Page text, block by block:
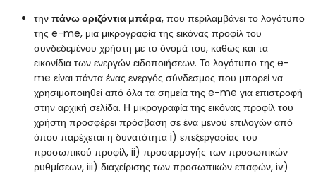
την πάνω οριζόντια μπάρα, που περιλαμβάνει το λογότυπο
της e-me, μια μικρογραφία της εικόνας προφίλ του
συνδεδεμένου χρήστη με το όνομά του, καθώς και τα
εικονίδια των ενεργών ειδοποιήσεων. Το λογότυπο της e-
me είναι πάντα ένας ενεργός σύνδεσμος που μπορεί να
χρησιμοποιηθεί από όλα τα σημεία της e-me για επιστροφή
στην αρχική σελίδα. Η μικρογραφία της εικόνας προφίλ του
χρήστη προσφέρει πρόσβαση σε ένα μενού επιλογών από
όπου παρέχεται η δυνατότητα i) επεξεργασίας του
προσωπικού προφίλ, ii) προσαρμογής των προσωπικών
ρυθμίσεων, iii) διαχείρισης των προσωπικών επαφών, iv)